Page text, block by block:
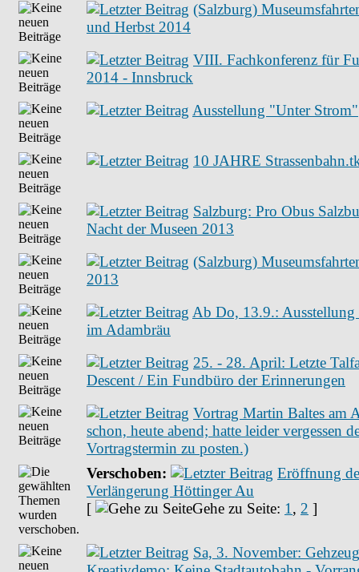
(Salzburg)
und Herbst 2014
VIII. Fachkonferenz für
2014 - Innsbruck
Ausstellung "Unter Strom"
10 JAHRE
Salzburg: Pro Obus
Nacht der Museen 2013
(Salzburg)
2013
Ab Do, 13.9.:
im Adambräu
25. - 28. April: Letzte
Descent / Ein Fundbüro der Erinnerungen
Vortrag Martin Baltes am
schon, heute abend; hatte leider vergessen
Vortragstermin zu posten.)
Verschoben:
Eröffnung
Verlängerung Höttinger Au
[
Gehe zu Seite: 1 , 2 ]
Sa, 3. November: